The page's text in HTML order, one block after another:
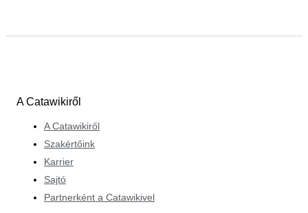
A Catawikiről
A Catawikiről
Szakértőink
Karrier
Sajtó
Partnerként a Catawikivel